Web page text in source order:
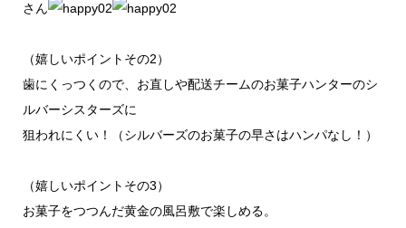
さん
（嬉しいポイントその2）
歯にくっつくので、お直しや配送チームのお菓子ハンターのシ
ルバーシスターズに
狙われにくい！（シルバーズのお菓子の早さはハンパなし！）
（嬉しいポイントその3）
お菓子をつつんだ黄金の風呂敷で楽しめる。